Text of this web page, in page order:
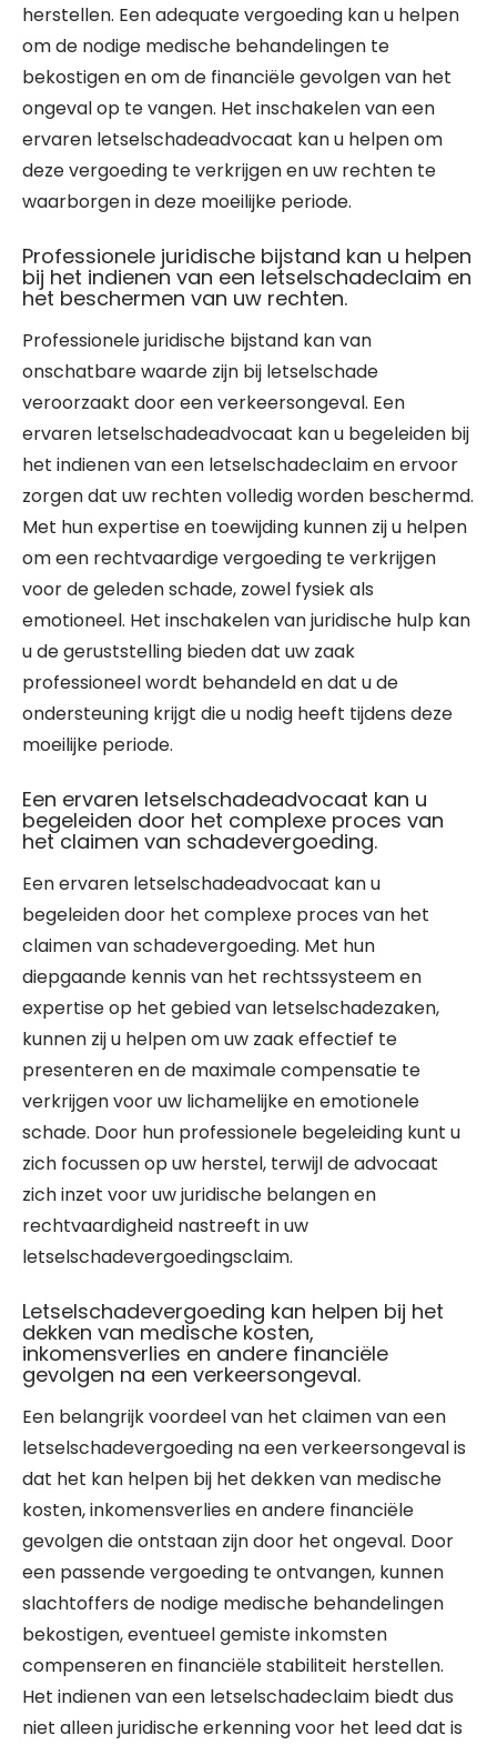
herstellen. Een adequate vergoeding kan u helpen
om de nodige medische behandelingen te
bekostigen en om de financiële gevolgen van het
ongeval op te vangen. Het inschakelen van een
ervaren letselschadeadvocaat kan u helpen om
deze vergoeding te verkrijgen en uw rechten te
waarborgen in deze moeilijke periode.
Professionele juridische bijstand kan u helpen
bij het indienen van een letselschadeclaim en
het beschermen van uw rechten.
Professionele juridische bijstand kan van
onschatbare waarde zijn bij letselschade
veroorzaakt door een verkeersongeval. Een
ervaren letselschadeadvocaat kan u begeleiden bij
het indienen van een letselschadeclaim en ervoor
zorgen dat uw rechten volledig worden beschermd.
Met hun expertise en toewijding kunnen zij u helpen
om een rechtvaardige vergoeding te verkrijgen
voor de geleden schade, zowel fysiek als
emotioneel. Het inschakelen van juridische hulp kan
u de geruststelling bieden dat uw zaak
professioneel wordt behandeld en dat u de
ondersteuning krijgt die u nodig heeft tijdens deze
moeilijke periode.
Een ervaren letselschadeadvocaat kan u
begeleiden door het complexe proces van
het claimen van schadevergoeding.
Een ervaren letselschadeadvocaat kan u
begeleiden door het complexe proces van het
claimen van schadevergoeding. Met hun
diepgaande kennis van het rechtssysteem en
expertise op het gebied van letselschadezaken,
kunnen zij u helpen om uw zaak effectief te
presenteren en de maximale compensatie te
verkrijgen voor uw lichamelijke en emotionele
schade. Door hun professionele begeleiding kunt u
zich focussen op uw herstel, terwijl de advocaat
zich inzet voor uw juridische belangen en
rechtvaardigheid nastreeft in uw
letselschadevergoedingsclaim.
Letselschadevergoeding kan helpen bij het
dekken van medische kosten,
inkomensverlies en andere financiële
gevolgen na een verkeersongeval.
Een belangrijk voordeel van het claimen van een
letselschadevergoeding na een verkeersongeval is
dat het kan helpen bij het dekken van medische
kosten, inkomensverlies en andere financiële
gevolgen die ontstaan zijn door het ongeval. Door
een passende vergoeding te ontvangen, kunnen
slachtoffers de nodige medische behandelingen
bekostigen, eventueel gemiste inkomsten
compenseren en financiële stabiliteit herstellen.
Het indienen van een letselschadeclaim biedt dus
niet alleen juridische erkenning voor het leed dat is